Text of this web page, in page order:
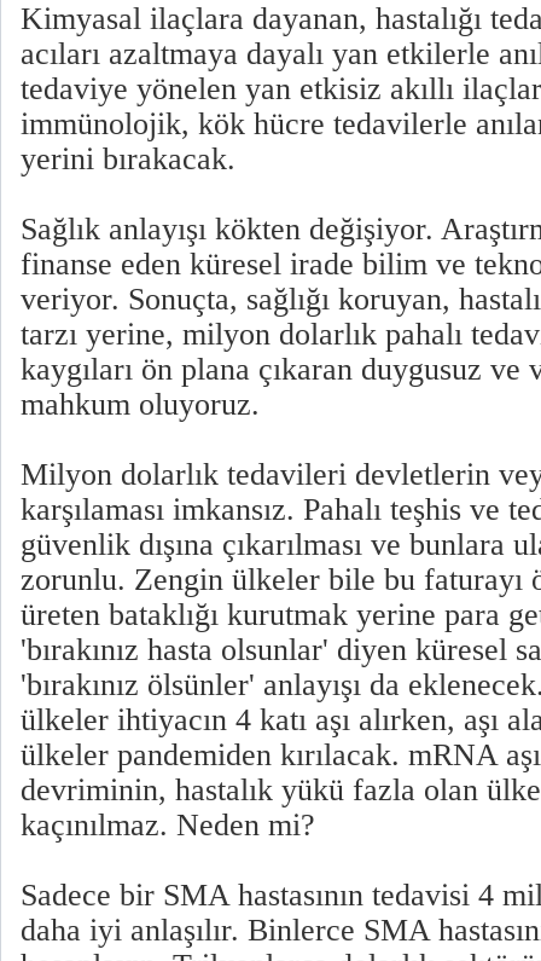
Kimyasal ilaçlara dayanan, hastalığı
acıları azaltmaya dayalı yan etkilerle
tedaviye yönelen yan etkisiz akıllı
immünolojik, kök hücre tedavilerle
yerini bırakacak.
Sağlık anlayışı kökten değişiyor.
finanse eden küresel irade bilim ve
veriyor. Sonuçta, sağlığı koruyan,
tarzı yerine, milyon dolarlık pahalı
kaygıları ön plana çıkaran duygusuz ve
mahkum oluyoruz.
Milyon dolarlık tedavileri devletlerin
karşılaması imkansız. Pahalı teşhis ve
güvenlik dışına çıkarılması ve bunlara
zorunlu. Zengin ülkeler bile bu faturayı
üreten bataklığı kurutmak yerine para
'bırakınız hasta olsunlar' diyen küresel
'bırakınız ölsünler' anlayışı da
ülkeler ihtiyacın 4 katı aşı alırken, aşı
ülkeler pandemiden kırılacak. mRNA
devriminin, hastalık yükü fazla olan
kaçınılmaz. Neden mi?
Sadece bir SMA hastasının tedavisi 4
daha iyi anlaşılır. Binlerce SMA